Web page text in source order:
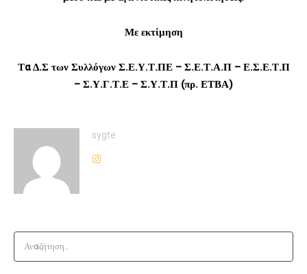
Με εκτίμηση
Τα Δ.Σ των Συλλόγων Σ.Ε.Υ.Τ.ΠΕ – Σ.Ε.Τ.Α.Π – Ε.Σ.Ε.Τ.Π
– Σ.Υ.Γ.Τ.Ε – Σ.Υ.Τ.Π (πρ. ΕΤΒΑ)
sygte
Αναζήτηση..